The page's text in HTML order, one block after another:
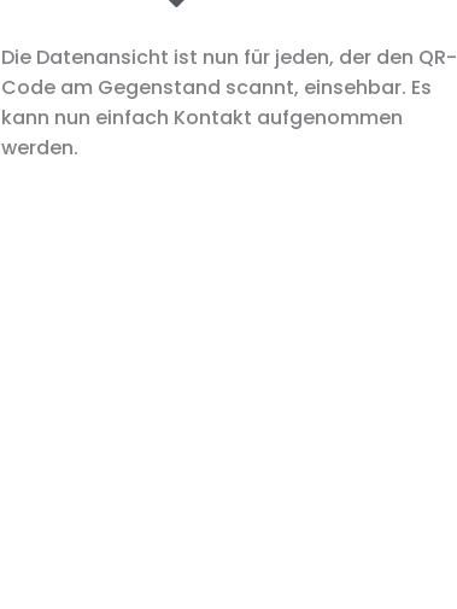
Die Datenansicht ist nun für jeden, der den QR-
Code am Gegenstand scannt, einsehbar. Es
kann nun einfach Kontakt aufgenommen
werden.